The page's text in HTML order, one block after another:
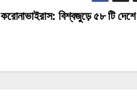
করোনাভাইরাস: বিশ্বজুড়ে ৫৮ টি